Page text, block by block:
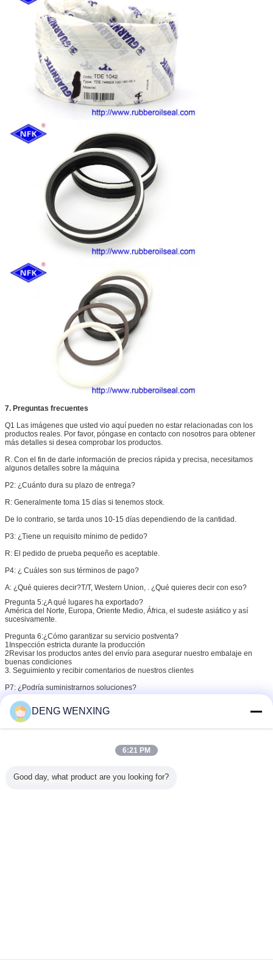
7. Preguntas frecuentes
Q1 Las imágenes que usted vio aquí pueden no estar relacionadas con los
productos reales. Por favor, póngase en contacto con nosotros para obtener
más detalles si desea comprobar los productos.
R. Con el fin de darle información de precios rápida y precisa, necesitamos
algunos detalles sobre la máquina
P2: ¿Cuánto dura su plazo de entrega?
R: Generalmente toma 15 días si tenemos stock.
De lo contrario, se tarda unos 10-15 días dependiendo de la cantidad.
P3: ¿Tiene un requisito mínimo de pedido?
R: El pedido de prueba pequeño es aceptable.
P4: ¿ Cuáles son sus términos de pago?
A: ¿Qué quieres decir?T/T, Western Union, . ¿Qué quieres decir con eso?
Pregunta 5:¿A qué lugares ha exportado?
América del Norte, Europa, Oriente Medio, África, el sudeste asiático y así
sucesivamente.
Pregunta 6:¿Cómo garantizar su servicio postventa?
1Inspección estricta durante la producción
2Revisar los productos antes del envío para asegurar nuestro embalaje en
buenas condiciones
3. Seguimiento y recibir comentarios de nuestros clientes
P7: ¿Podría suministrarnos soluciones?
R: Por supuesto que podemos.
¡Bienvenido a su consulta!!!
Etiquetas: sello de aceite hidráulico
DENG WENXING
6:21 PM
Good day, what product are you looking for?